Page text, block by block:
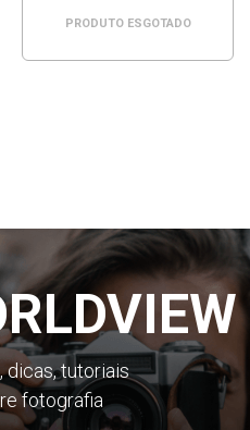
PRODUTO ESGOTADO
dicas, tutoriais
fotografia